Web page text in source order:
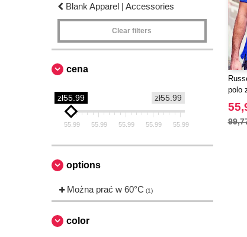
Blank Apparel | Accessories
Clear filters
cena
zł55.99
zł55.99
55.99 55.99 55.99 55.99 55.99
options
Można prać w 60°C (1)
color
polo